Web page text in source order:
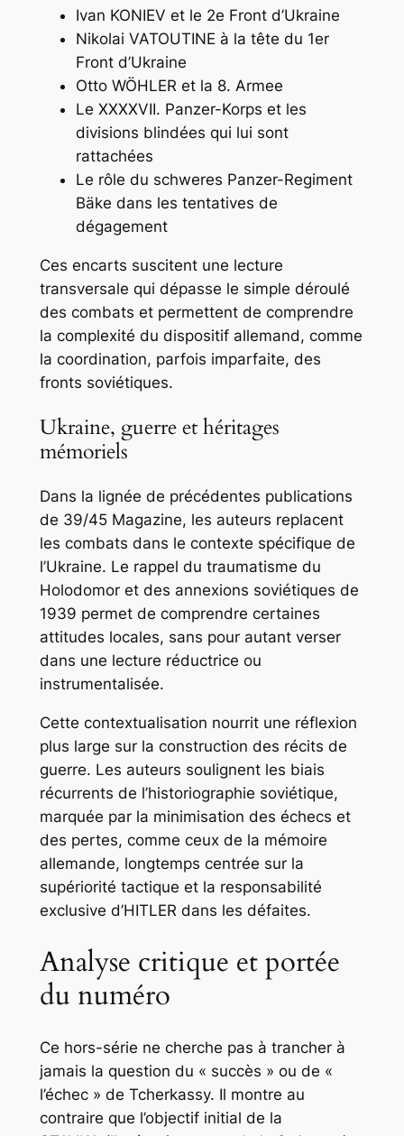
Ivan KONIEV et le 2e Front d’Ukraine
Nikolai VATOUTINE à la tête du 1er
Front d’Ukraine
Otto WÖHLER et la 8. Armee
Le XXXXVII. Panzer-Korps et les
divisions blindées qui lui sont
rattachées
Le rôle du schweres Panzer-Regiment
Bäke dans les tentatives de
dégagement
Ces encarts suscitent une lecture
transversale qui dépasse le simple déroulé
des combats et permettent de comprendre
la complexité du dispositif allemand, comme
la coordination, parfois imparfaite, des
fronts soviétiques.
Ukraine, guerre et héritages
mémoriels
Dans la lignée de précédentes publications
de 39/45 Magazine, les auteurs replacent
les combats dans le contexte spécifique de
l’Ukraine. Le rappel du traumatisme du
Holodomor et des annexions soviétiques de
1939 permet de comprendre certaines
attitudes locales, sans pour autant verser
dans une lecture réductrice ou
instrumentalisée.
Cette contextualisation nourrit une réflexion
plus large sur la construction des récits de
guerre. Les auteurs soulignent les biais
récurrents de l’historiographie soviétique,
marquée par la minimisation des échecs et
des pertes, comme ceux de la mémoire
allemande, longtemps centrée sur la
supériorité tactique et la responsabilité
exclusive d’HITLER dans les défaites.
Analyse critique et portée
du numéro
Ce hors-série ne cherche pas à trancher à
jamais la question du « succès » ou de «
l’échec » de Tcherkassy. Il montre au
contraire que l’objectif initial de la